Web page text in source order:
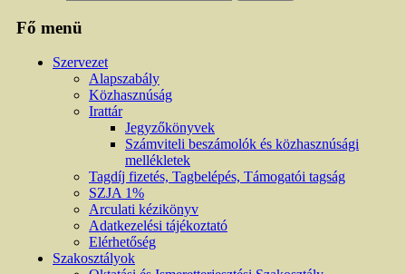
Fő menü
Szervezet
Alapszabály
Közhasznúság
Irattár
Jegyzőkönyvek
Számviteli beszámolók és közhasznúsági
mellékletek
Tagdíj fizetés, Tagbelépés, Támogatói tagság
SZJA 1%
Arculati kézikönyv
Adatkezelési tájékoztató
Elérhetőség
Szakosztályok